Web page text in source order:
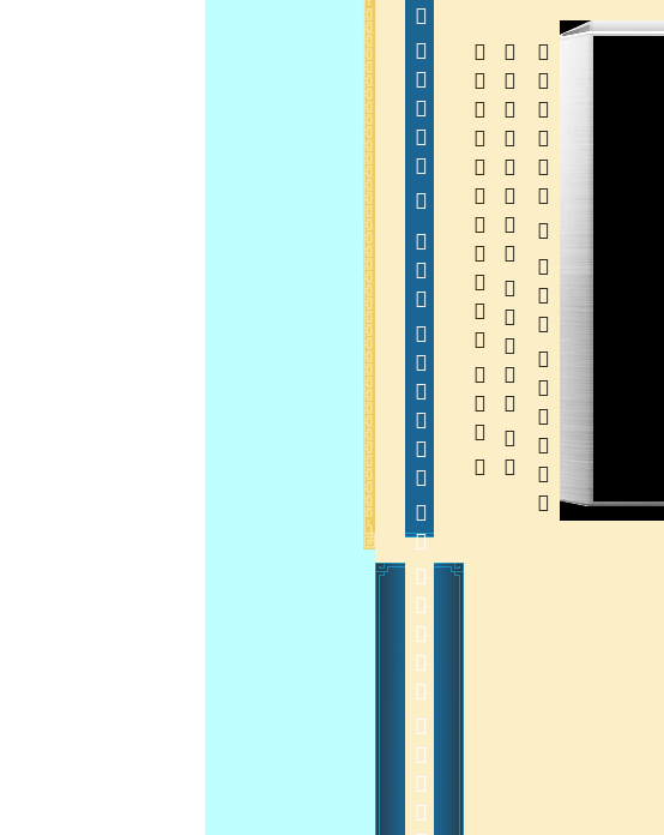
     
    